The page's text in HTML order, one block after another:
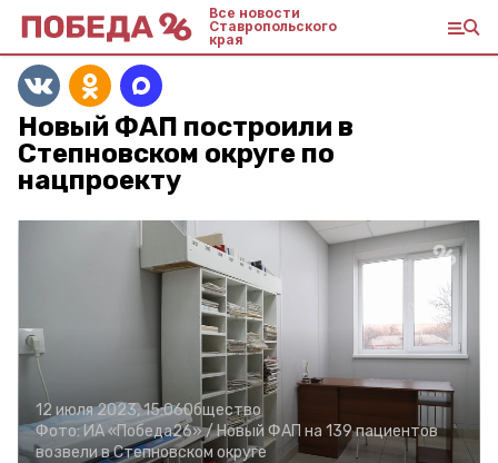
Все новости
Ставропольского
края
Новый ФАП построили в
Степновском округе по
нацпроекту
12 июля 2023, 15:06Общество
Фото: ИА «Победа26» /Новый ФАП на 139 пациентов
возвели в Степновском округе